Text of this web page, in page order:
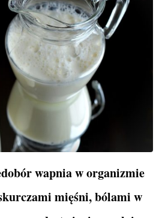
wapnia w organizmie
mięśni, bólami w